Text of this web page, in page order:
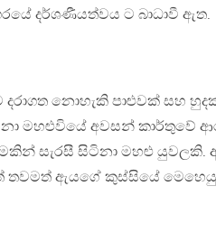
දර්ශණීයත්වය ට බාධාවී ඇත.
නොහැකි පාළුවක් සහ
මහළුවියේ අවසන් කාර්තුවේ
සැරසී සිටිනා මහළු යුවලකි.
තවමත් ඇයගේ කුස්සියේ